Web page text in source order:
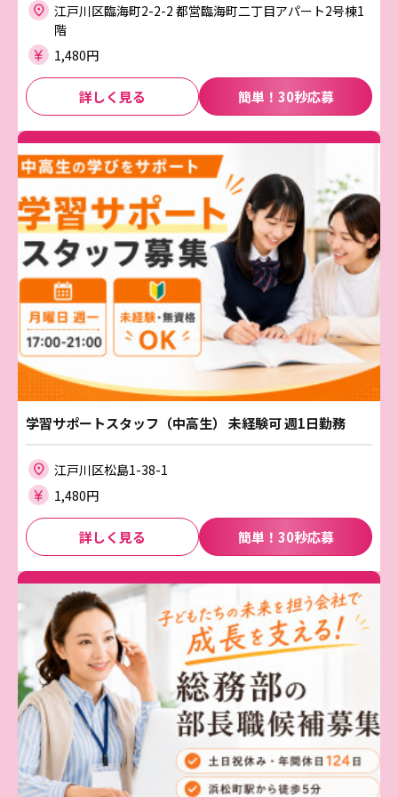
江戸川区臨海町2-2-2 都営臨海町二丁目アパート2号棟1
階
1,480円
詳しく見る 簡単！30秒応募
学習サポートスタッフ（中高生） 未経験可 週1日勤務
江戸川区松島1-38-1
1,480円
詳しく見る 簡単！30秒応募